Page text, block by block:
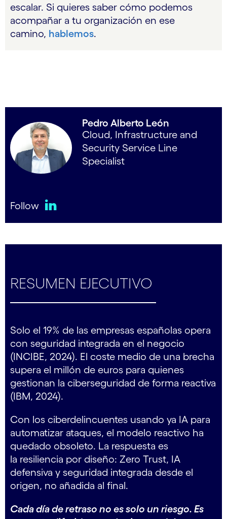
escalar. Si quieres saber cómo podemos
acompañar a tu organización en ese
camino, hablemos.
Pedro Alberto León
Cloud, Infrastructure and
Security Service Line
Specialist
Follow
RESUMEN EJECUTIVO
Solo el 19% de las empresas españolas opera
con seguridad integrada en el negocio
(INCIBE, 2024). El coste medio de una brecha
supera el millón de euros para quienes
gestionan la ciberseguridad de forma reactiva
(IBM, 2024).
Con los ciberdelincuentes usando ya IA para
automatizar ataques, el modelo reactivo ha
quedado obsoleto. La respuesta es
la resiliencia por diseño: Zero Trust, IA
defensiva y seguridad integrada desde el
origen, no añadida al final.
Cada día de retraso no es solo un riesgo. Es